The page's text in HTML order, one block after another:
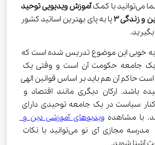
با کمک
آموزش ویدیویی توحید
و زندگی ۳ پا به پای بهترین اساتید کشور
بگیرید.
به خوبی این موضوع تدریس شده است که
جامعه حکومت آن است و وقتی یک
حاکم آن هم باید بر اساس قوانین الهی
باشد. ارکان دیگری مانند اقتصاد و
سیاست در یک جامعه توحیدی دارای
ویدیوهای آموزشی دین و
مدرسه مجازی آی نو می‌توانید با نکات